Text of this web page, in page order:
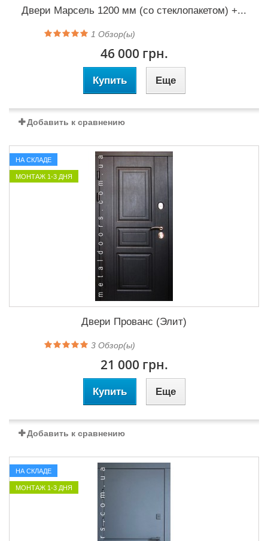
Двери Марсель 1200 мм (со стеклопакетом) +...
1 Обзор(ы)
46 000 грн.
Купить Еще
Добавить к сравнению
НА СКЛАДЕ
МОНТАЖ 1-3 ДНЯ
Двери Прованс (Элит)
3 Обзор(ы)
21 000 грн.
Купить Еще
Добавить к сравнению
НА СКЛАДЕ
МОНТАЖ 1-3 ДНЯ